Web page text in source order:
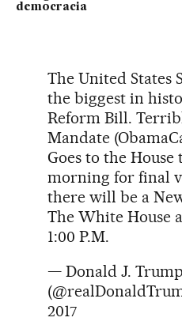
democracia
The United States
the biggest in
Reform Bill.
Mandate
Goes to the
morning for final
there will be a
The White House
1:00 P.M.
— Donald J. Trump
2017